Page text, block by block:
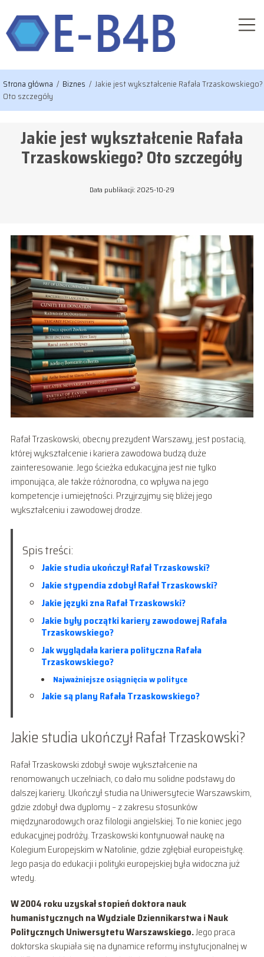
Strona główna / Biznes / Jakie jest wykształcenie Rafała Trzaskowskiego?
Oto szczegóły
Jakie jest wykształcenie Rafała
Trzaskowskiego? Oto szczegóły
Data publikacji: 2025-10-29
Rafał Trzaskowski, obecny prezydent Warszawy, jest postacią,
której wykształcenie i kariera zawodowa budzą duże
zainteresowanie. Jego ścieżka edukacyjna jest nie tylko
imponująca, ale także różnorodna, co wpływa na jego
kompetencje i umiejętności. Przyjrzyjmy się bliżej jego
wykształceniu i zawodowej drodze.
Spis treści:
Jakie studia ukończył Rafał Trzaskowski?
Jakie stypendia zdobył Rafał Trzaskowski?
Jakie języki zna Rafał Trzaskowski?
Jakie były początki kariery zawodowej Rafała
Trzaskowskiego?
Jak wyglądała kariera polityczna Rafała
Trzaskowskiego?
Najważniejsze osiągnięcia w polityce
Jakie są plany Rafała Trzaskowskiego?
Jakie studia ukończył Rafał Trzaskowski?
Rafał Trzaskowski zdobył swoje wykształcenie na
renomowanych uczelniach, co dało mu solidne podstawy do
dalszej kariery. Ukończył studia na Uniwersytecie Warszawskim,
gdzie zdobył dwa dyplomy – z zakresu stosunków
międzynarodowych oraz filologii angielskiej. To nie koniec jego
edukacyjnej podróży. Trzaskowski kontynuował naukę na
Kolegium Europejskim w Natolinie, gdzie zgłębiał europeistykę.
Jego pasja do edukacji i polityki europejskiej była widoczna już
wtedy.
W 2004 roku uzyskał stopień doktora nauk
humanistycznych na Wydziale Dziennikarstwa i Nauk
Politycznych Uniwersytetu Warszawskiego.Jego praca
doktorska skupiała się na dynamice reformy instytucjonalnej w